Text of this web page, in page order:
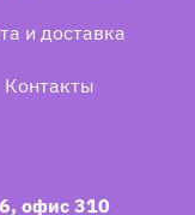
и доставка
Контакты
офис 310